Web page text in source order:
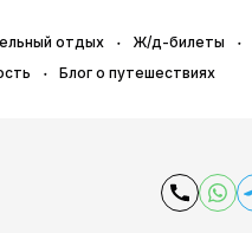
отдых Ж/д-билеты
Блог о путешествиях